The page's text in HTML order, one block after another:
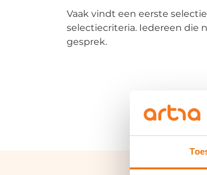
Vaak vindt een eerste
selectiecriteria. Iedereen die
gesprek.